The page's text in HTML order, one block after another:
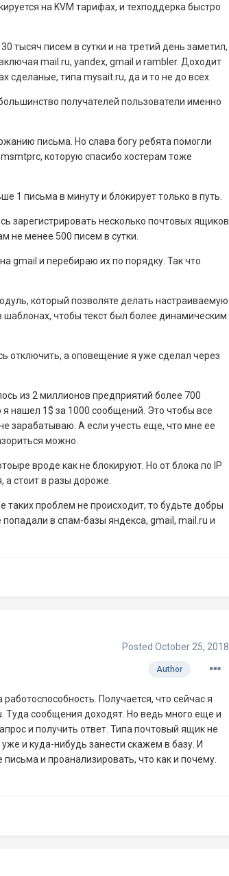
на KVM тарифах, и техподдерка быстро
тысяч писем в сутки и на третий день заметил,
mail.ru, yandex, gmail и rambler. Доходит
сделаные, типа mysait.ru, да и то не до всех.
получателей пользователи именно
письма. Но слава богу ребята помогли
которую спасибо хостерам тоже
1 письма в минуту и блокирует только в путь.
зарегистрировать несколько почтовых ящиков
не менее 500 писем в сутки.
gmail и перебираю их по порядку. Так что
который позволяте делать настраиваемую
шаблонах, чтобы текст был более динамическим
отключить, а оповещение я уже сделал через
из 2 миллионов предприятий более 700
нашел 1$ за 1000 сообщений. Это чтобы все
зарабатываю. А если учесть еще, что мне ее
можно.
вроде как не блокируют. Но от блока по IP
стоит в разы дороже.
таких проблем не происходит, то будьте добры
в спам-базы яндекса, gmail, mail.ru и
Posted October 25, 2018
Author
Получается, что сейчас я
Туда сообщения доходят. Но ведь много еще и
и получить ответ. Типа почтовый ящик не
и куда-нибудь занести скажем в базу. И
и проанализировать, что как и почему.